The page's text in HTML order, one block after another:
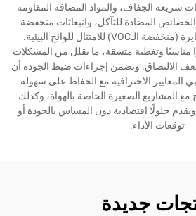
سريعة الجفاف، والمواد المضافة المقاومة
المضادة للتآكل، وانبعاثات منخفضة
للمركبات العضوية المتطايرة (منخفضة الـVOC) للامتثال للوائح البيئية.
مناسبًا وتغطية متسقة، ما يقلل من المشكلات
الالتصاق. وتضمن إجراءات ضبط الجودة أن
الاحترافية مع الحفاظ على سهولة
مع المشاريع الصغيرة الخاصة بالهواة، وكذلك
ويقدم حلولًا اقتصادية دون المساس بالجودة أو
توقعات الأداء.
جديدة